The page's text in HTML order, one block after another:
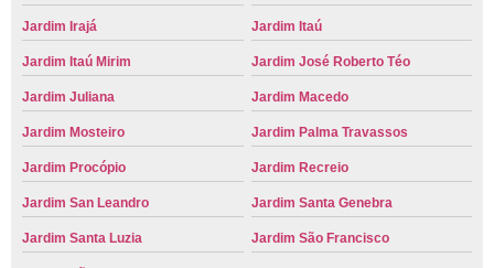
Jardim Irajá Jardim Itaú
Jardim Itaú Mirim Jardim José Roberto Téo
Jardim Juliana Jardim Macedo
Jardim Mosteiro Jardim Palma Travassos
Jardim Procópio Jardim Recreio
Jardim San Leandro Jardim Santa Genebra
Jardim Santa Luzia Jardim São Francisco